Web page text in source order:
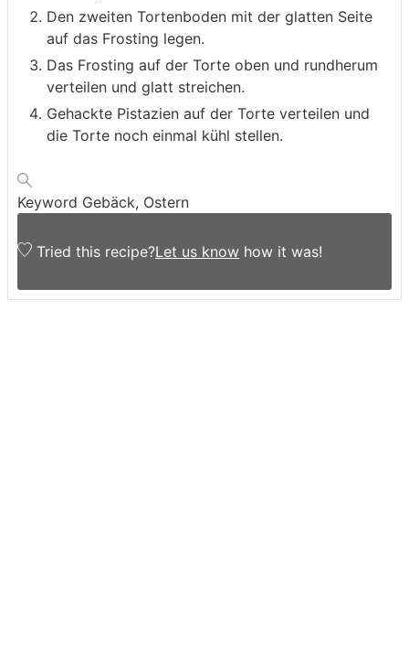
Den zweiten Tortenboden mit der glatten Seite
auf das Frosting legen.
Das Frosting auf der Torte oben und rundherum
verteilen und glatt streichen.
Gehackte Pistazien auf der Torte verteilen und
die Torte noch einmal kühl stellen.
Keyword Gebäck, Ostern
Tried this recipe?Let us know how it was!